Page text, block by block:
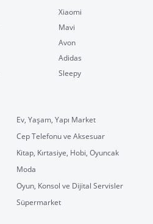
Xiaomi
Mavi
Avon
Adidas
Sleepy
Ev, Yaşam, Yapı Market
Cep Telefonu ve Aksesuar
Kitap, Kırtasiye, Hobi, Oyuncak
Moda
Oyun, Konsol ve Dijital Servisler
Süpermarket